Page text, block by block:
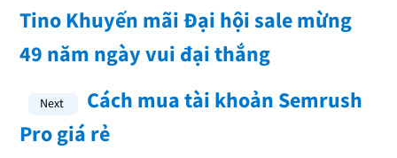
Tino Khuyến mãi Đại hội sale mừng
49 năm ngày vui đại thắng
Cách mua tài khoản Semrush
Pro giá rẻ